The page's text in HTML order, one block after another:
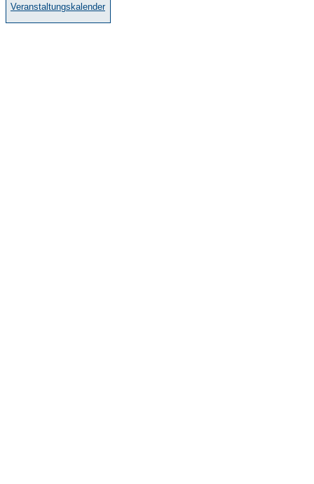
Veranstaltungskalender